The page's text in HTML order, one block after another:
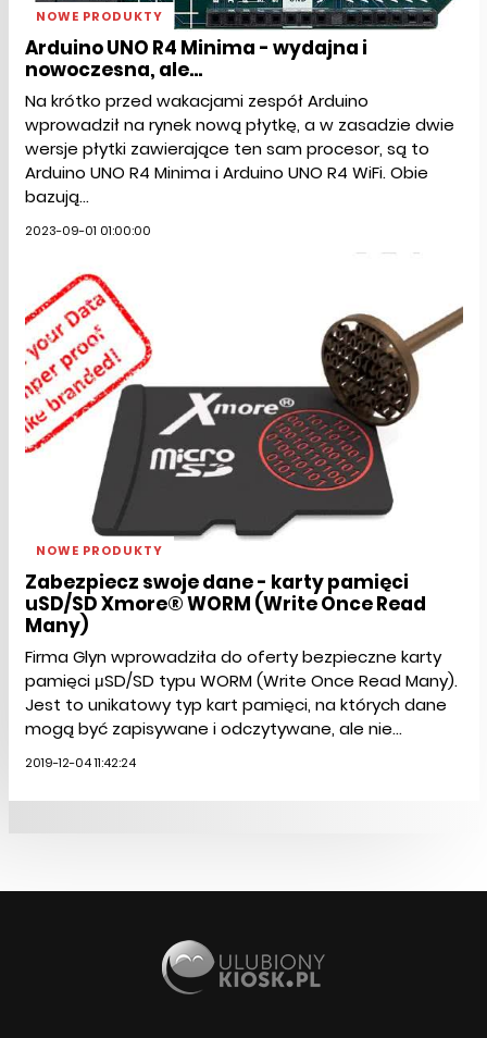
NOWE PRODUKTY
Arduino UNO R4 Minima - wydajna i
nowoczesna, ale...
Na krótko przed wakacjami zespół Arduino
wprowadził na rynek nową płytkę, a w zasadzie dwie
wersje płytki zawierające ten sam procesor, są to
Arduino UNO R4 Minima i Arduino UNO R4 WiFi. Obie
bazują...
2023-09-01 01:00:00
NOWE PRODUKTY
Zabezpiecz swoje dane - karty pamięci
uSD/SD Xmore® WORM (Write Once Read
Many)
Firma Glyn wprowadziła do oferty bezpieczne karty
pamięci μSD/SD typu WORM (Write Once Read Many).
Jest to unikatowy typ kart pamięci, na których dane
mogą być zapisywane i odczytywane, ale nie...
2019-12-04 11:42:24